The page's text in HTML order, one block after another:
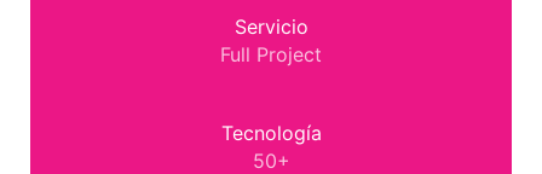
Servicio
Full Project
Tecnología
50+